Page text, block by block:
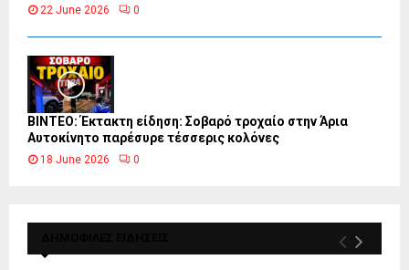
22 June 2026 0
ΒΙΝΤΕΟ: Έκτακτη είδηση: Σοβαρό τροχαίο στην Άρια
Αυτοκίνητο παρέσυρε τέσσερις κολόνες
18 June 2026 0